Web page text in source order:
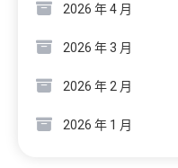
2026 年 4 月
2026 年 3 月
2026 年 2 月
2026 年 1 月